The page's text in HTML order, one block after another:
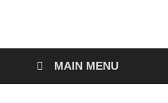
MAIN MENU